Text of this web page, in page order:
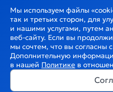
В
Мы используем файлы
так и третьих сторон, для
и нашими услугами, путем
веб-сайту. Если вы
мы сочтем, что вы согласны
Дополнительную
в нашей Политике в